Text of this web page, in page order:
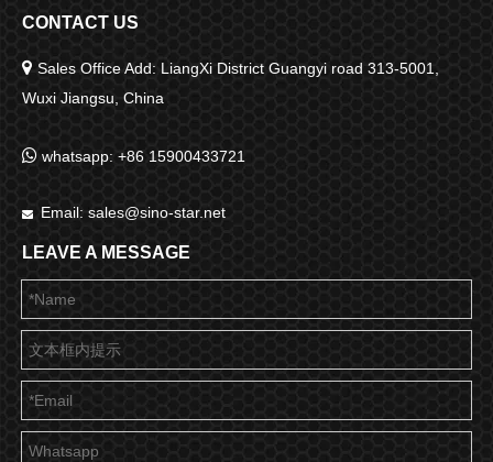
CONTACT US
 Sales Office Add: LiangXi District Guangyi road 313-5001,
Wuxi Jiangsu, China
 whatsapp: +86 15900433721
 Email: sales@sino-star.net
LEAVE A MESSAGE